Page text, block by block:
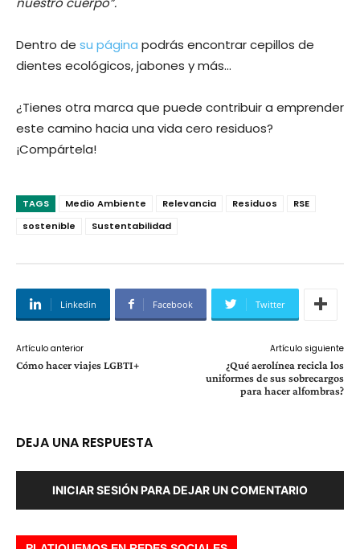
Dentro de su página podrás encontrar cepillos de
dientes ecológicos, jabones y más…
¿Tienes otra marca que puede contribuir a emprender
este camino hacia una vida cero residuos?
¡Compártela!
TAGS Medio Ambiente Relevancia Residuos
RSE
sostenible
Sustentabilidad
Linkedin Facebook Twitter
Artículo anterior
Cómo hacer viajes LGBTI+
Artículo siguiente
¿Qué aerolínea recicla los
uniformes de sus sobrecargos
para hacer alfombras?
DEJA UNA RESPUESTA
INICIAR SESIÓN PARA DEJAR UN COMENTARIO